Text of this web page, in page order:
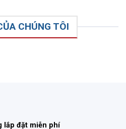
CHÚNG TÔI
lắp đặt miễn phí